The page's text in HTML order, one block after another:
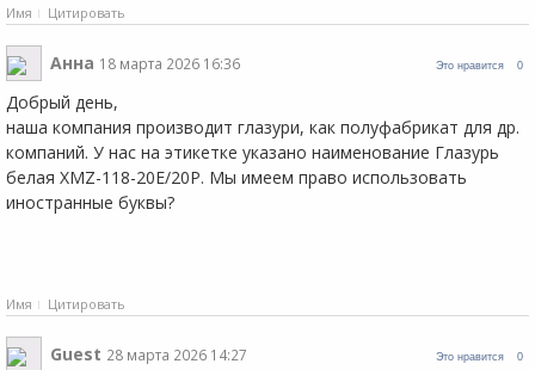
Имя Цитировать
Это нравится 0
Анна 18 марта 2026 16:36
Добрый день,
наша компания производит глазури, как полуфабрикат для др.
компаний. У нас на этикетке указано наименование Глазурь
белая XMZ-118-20E/20P. Мы имеем право использовать
иностранные буквы?
Имя Цитировать
Это нравится 0
Guest 28 марта 2026 14:27